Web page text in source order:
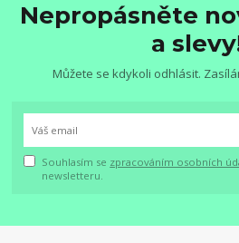
Nepropásněte
a
Můžete se kdykoli odhlásit.
Souhlasím se zpracováním osobních
newsletteru.